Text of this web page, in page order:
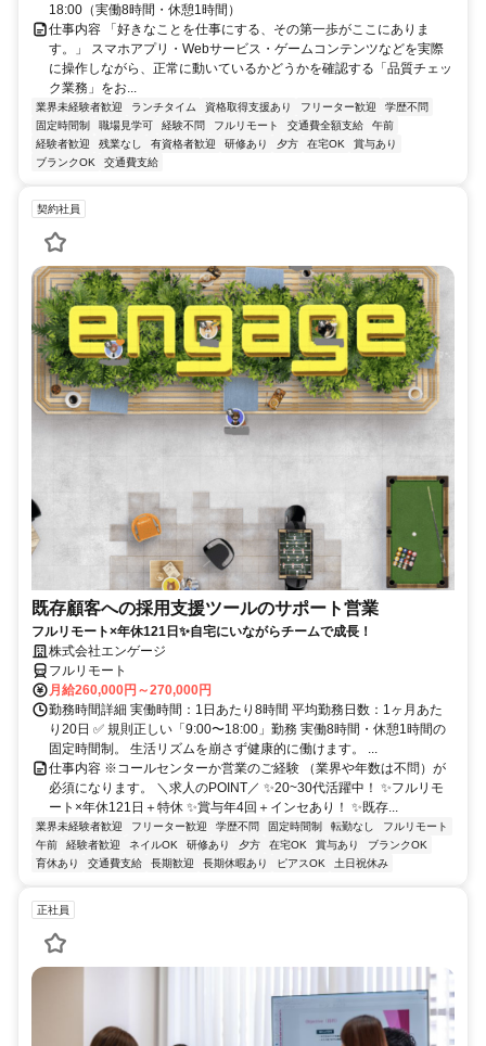
18:00（実働8時間・休憩1時間）
仕事内容 「好きなことを仕事にする、その第一歩がここにありま
す。」 スマホアプリ・Webサービス・ゲームコンテンツなどを実際
に操作しながら、正常に動いているかどうかを確認する「品質チェッ
ク業務」をお...
業界未経験者歓迎 ランチタイム 資格取得支援あり フリーター歓迎
学歴不問
固定時間制
職場見学可 経験不問 フルリモート 交通費全額支給
午前
経験者歓迎
残業なし 有資格者歓迎 研修あり 夕方 在宅OK
賞与あり
ブランクOK
交通費支給
契約社員
既存顧客への採用支援ツールのサポート営業
フルリモート×年休121日✨自宅にいながらチームで成長！
株式会社エンゲージ
フルリモート
月給260,000円～270,000円
勤務時間詳細 実働時間：1日あたり8時間 平均勤務日数：1ヶ月あた
り20日 ✅ 規則正しい「9:00〜18:00」勤務 実働8時間・休憩1時間の
固定時間制。 生活リズムを崩さず健康的に働けます。 ...
仕事内容 ※コールセンターか営業のご経験 （業界や年数は不問）が
必須になります。 ＼求人のPOINT／ ✨20~30代活躍中！ ✨フルリモ
ート×年休121日＋特休 ✨賞与年4回＋インセあり！ ✨既存...
業界未経験者歓迎 フリーター歓迎 学歴不問 固定時間制 転勤なし
フルリモート
午前
経験者歓迎 ネイルOK 研修あり 夕方 在宅OK 賞与あり
ブランクOK
育休あり
交通費支給 長期歓迎 長期休暇あり ピアスOK 土日祝休み
正社員